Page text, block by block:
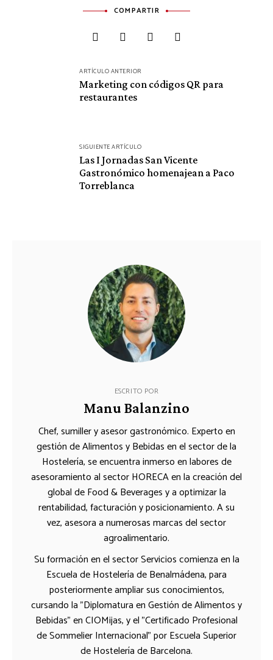
COMPARTIR
ARTÍCULO ANTERIOR
Marketing con códigos QR para
restaurantes
SIGUIENTE ARTÍCULO
Las I Jornadas San Vicente
Gastronómico homenajean a Paco
Torreblanca
ESCRITO POR
Manu Balanzino
Chef, sumiller y asesor gastronómico. Experto en
gestión de Alimentos y Bebidas en el sector de la
Hostelería, se encuentra inmerso en labores de
asesoramiento al sector HORECA en la creación del
global de Food & Beverages y a optimizar la
rentabilidad, facturación y posicionamiento. A su
vez, asesora a numerosas marcas del sector
agroalimentario.
Su formación en el sector Servicios comienza en la
Escuela de Hostelería de Benalmádena, para
posteriormente ampliar sus conocimientos,
cursando la "Diplomatura en Gestión de Alimentos y
Bebidas" en CIOMijas, y el "Certificado Profesional
de Sommelier Internacional" por Escuela Superior
de Hostelería de Barcelona.